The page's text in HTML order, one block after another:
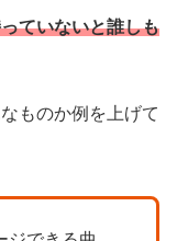
ていないと誰しも
ものか例を上げて